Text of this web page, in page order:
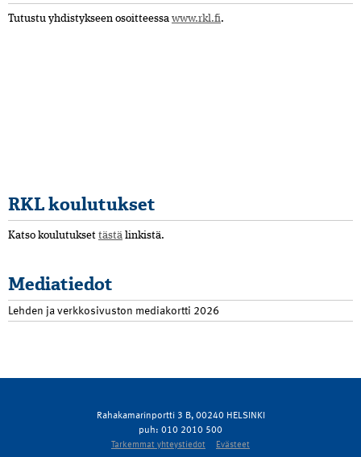
Tutustu yhdistykseen osoitteessa www.rkl.fi.
RKL koulutukset
Katso koulutukset tästä linkistä.
Mediatiedot
Lehden ja verkkosivuston mediakortti 2026
Rahakamarinportti 3 B, 00240 HELSINKI
puh: 010 2010 500
Tarkemmat yhteystiedot Evästeet